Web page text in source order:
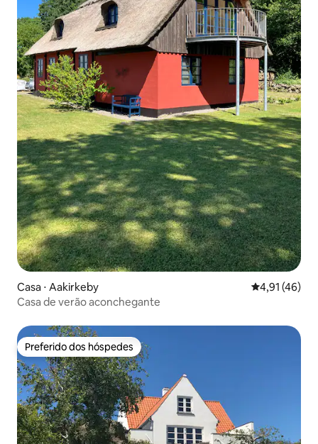
Casa ⋅ Aakirkeby 4,91 de uma
4,91 (46)
Casa de verão aconchegante
Preferido dos hóspedes
Preferido dos hóspedes